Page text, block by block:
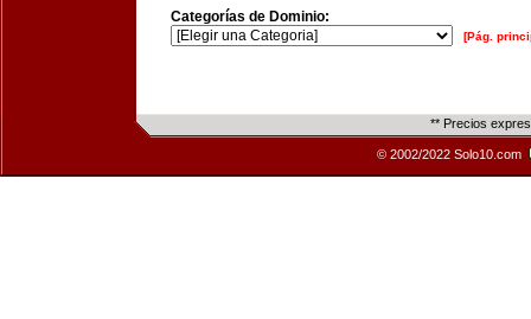
Categorías de Dominio:
[Pág.
** Precios
© 2002/2022 Solo10.com